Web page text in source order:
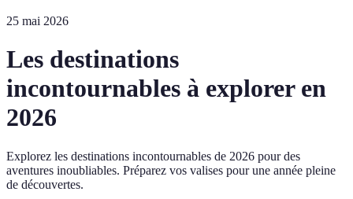
25 mai 2026
Les destinations
incontournables à explorer en
2026
Explorez les destinations incontournables de 2026 pour des
aventures inoubliables. Préparez vos valises pour une année pleine
de découvertes.